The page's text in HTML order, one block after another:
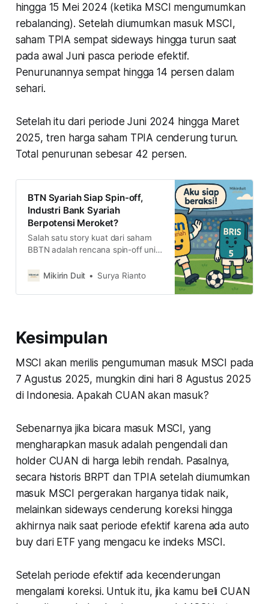
hingga 15 Mei 2024 (ketika MSCI mengumumkan
rebalancing). Setelah diumumkan masuk MSCI,
saham TPIA sempat sideways hingga turun saat
pada awal Juni pasca periode efektif.
Penurunannya sempat hingga 14 persen dalam
sehari.
Setelah itu dari periode Juni 2024 hingga Maret
2025, tren harga saham TPIA cenderung turun.
Total penurunan sebesar 42 persen.
BTN Syariah Siap Spin-off,
Industri Bank Syariah
Berpotensi Meroket?
Salah satu story kuat dari saham
BBTN adalah rencana spin-off unit
Syariah. Hal itu sudah dilakukan
Syariah. Dengan begini, akan ada
prospek lanskap bank syariah di
Indonesia?
Mikirin Duit Surya Rianto
Kesimpulan
MSCI akan merilis pengumuman masuk MSCI pada
7 Agustus 2025, mungkin dini hari 8 Agustus 2025
di Indonesia. Apakah CUAN akan masuk?
Sebenarnya jika bicara masuk MSCI, yang
mengharapkan masuk adalah pengendali dan
holder CUAN di harga lebih rendah. Pasalnya,
secara historis BRPT dan TPIA setelah diumumkan
masuk MSCI pergerakan harganya tidak naik,
melainkan sideways cenderung koreksi hingga
akhirnya naik saat periode efektif karena ada auto
buy dari ETF yang mengacu ke indeks MSCI.
Setelah periode efektif ada kecenderungan
mengalami koreksi. Untuk itu, jika kamu beli CUAN